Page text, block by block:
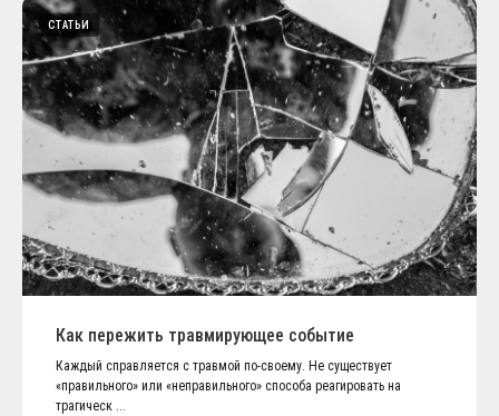
СТАТЬИ
Как пережить травмирующее событие
Каждый справляется с травмой по-своему. Не существует
«правильного» или «неправильного» способа реагировать на
трагическ ...